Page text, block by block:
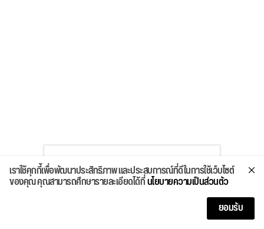
Trending Post
6 มินิพีซี คอมจิ๋วเริ่มแค่ 5 พัน มี
เราใช้คุกกี้เพื่อพัฒนาประสิทธิภาพ และประสบการณ์ที่ดีในการใช้เว็บไซต์
ของคุณ คุณสามารถศึกษารายละเอียดได้ที่นโยบายความเป็นส่วนตัว
ยอมรับ